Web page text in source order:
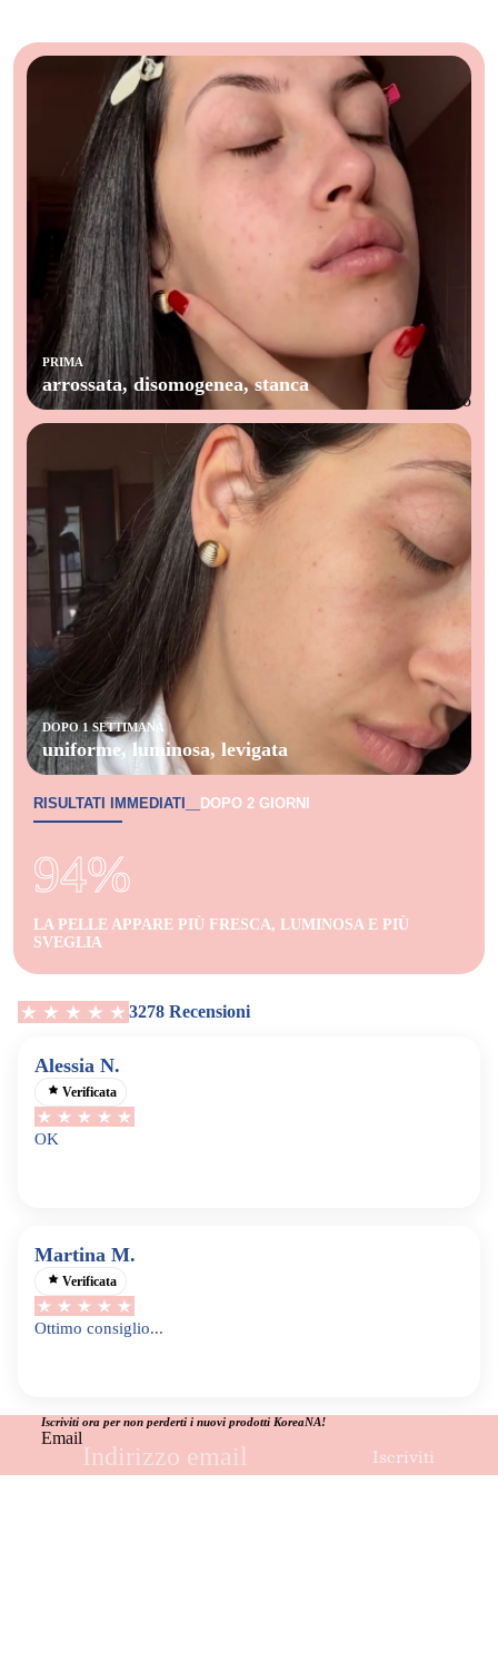
Altro
PRIMA
arrossata, disomogenea, stanca
DOPO 1 SETTIMANA
uniforme, luminosa, levigata
RISULTATI IMMEDIATI — DOPO 2 GIORNI
94%
LA PELLE APPARE PIÙ FRESCA, LUMINOSA E PIÙ
SVEGLIA
3278 Recensioni
Alessia N.
Verificata
OK
Martina M.
Verificata
Ottimo consiglio...
Iscriviti ora per non perderti i nuovi prodotti KoreaNA!
Email
Iscriviti